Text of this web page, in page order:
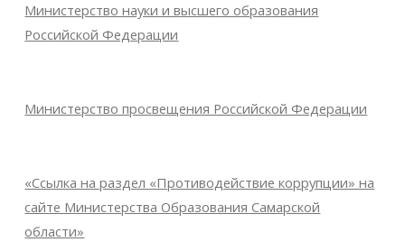
Министерство науки и высшего образования
Российской Федерации
Министерство просвещения Российской Федерации
«Ссылка на раздел «Противодействие коррупции» на
сайте Министерства Образования Самарской
области»